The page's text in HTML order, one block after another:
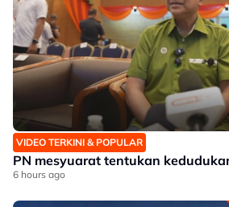
VIDEO TERKINI & POPULAR
PN mesyuarat tentukan
6 hours ago